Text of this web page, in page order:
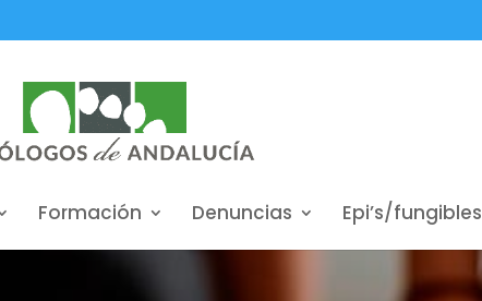
Formación Denuncias Epi’s/fungibles